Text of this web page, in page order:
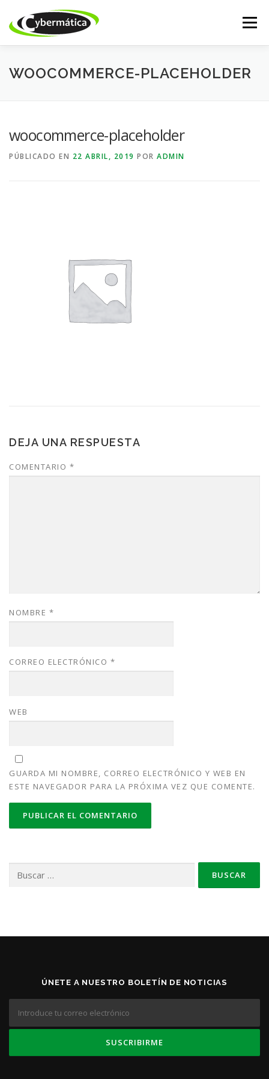
contenido
Menú
INICIO NUESTROS PRODUCTOS ISSABEL IP
TIENDA ONLINE SOPORTE
WOOCOMMERCE-PLACEHOLDER
woocommerce-placeholder
PÚBLICADO EN 22 ABRIL, 2019 POR ADMIN
DEJA UNA RESPUESTA
COMENTARIO *
NOMBRE *
CORREO ELECTRÓNICO *
WEB
GUARDA MI NOMBRE, CORREO ELECTRÓNICO Y WEB EN
ESTE NAVEGADOR PARA LA PRÓXIMA VEZ QUE COMENTE.
ÚNETE A NUESTRO BOLETÍN DE NOTICIAS